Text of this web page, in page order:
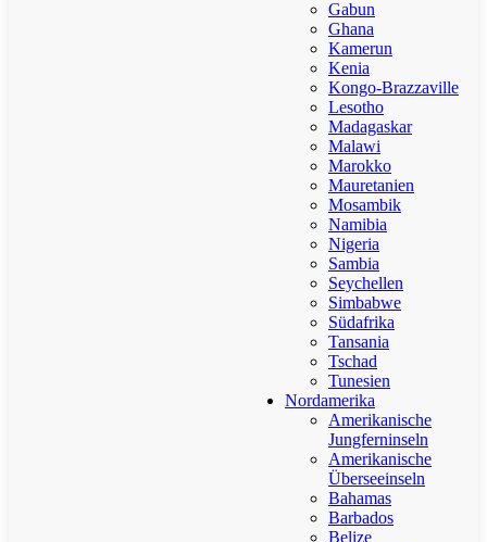
Gabun
Ghana
Kamerun
Kenia
Kongo-Brazzaville
Lesotho
Madagaskar
Malawi
Marokko
Mauretanien
Mosambik
Namibia
Nigeria
Sambia
Seychellen
Simbabwe
Südafrika
Tansania
Tschad
Tunesien
Nordamerika
Amerikanische
Jungferninseln
Amerikanische
Überseeinseln
Bahamas
Barbados
Belize